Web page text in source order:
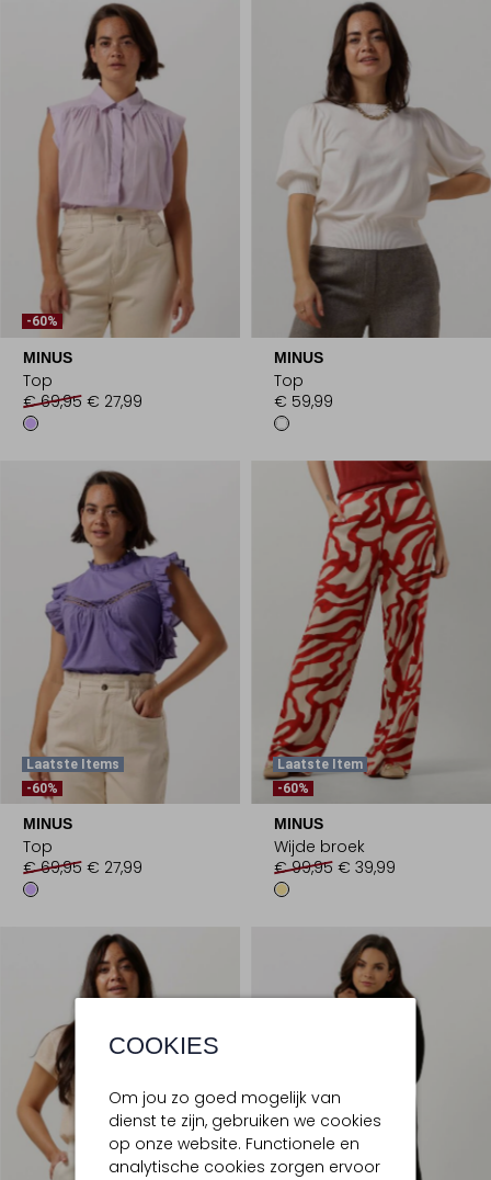
COOKIES
Om jou zo goed mogelijk van
dienst te zijn, gebruiken we cookies
op onze website. Functionele en
analytische cookies zorgen ervoor
-60%
MINUS
Top
€ 69,95 € 27,99
MINUS
Top
€ 59,99
Laatste Items
-60%
MINUS
Top
€ 69,95 € 27,99
Laatste Item
-60%
MINUS
Wijde broek
€ 99,95 € 39,99